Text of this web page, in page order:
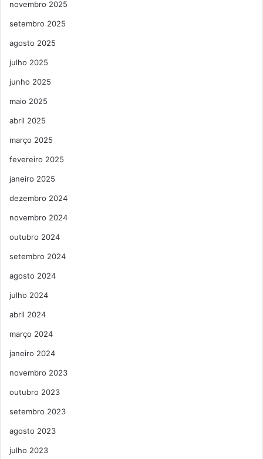
novembro 2025
setembro 2025
agosto 2025
julho 2025
junho 2025
maio 2025
abril 2025
março 2025
fevereiro 2025
janeiro 2025
dezembro 2024
novembro 2024
outubro 2024
setembro 2024
agosto 2024
julho 2024
abril 2024
março 2024
janeiro 2024
novembro 2023
outubro 2023
setembro 2023
agosto 2023
julho 2023